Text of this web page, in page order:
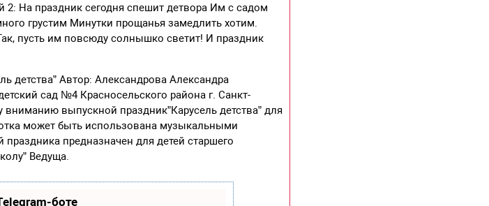
На праздник сегодня спешит детвора Им с садом
грустим Минутки прощанья замедлить хотим.
пусть им повсюду солнышко светит! И праздник
детства” Автор: Александрова Александра
сад №4 Красносельского района г. Санкт-
выпускной праздник”Карусель детства” для
может быть использована музыкальными
предназначен для детей старшего
Ведуща.
боте